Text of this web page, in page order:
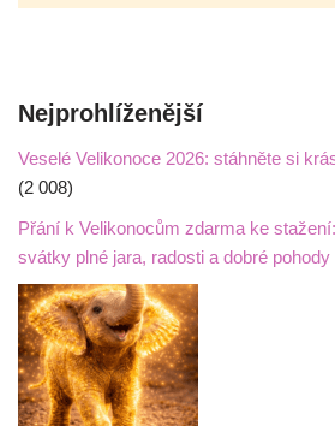
Nejprohlíženější
Veselé Velikonoce 2026: stáhněte si
(2 008)
Přání k Velikonocům zdarma ke
svátky plné jara, radosti a dobré pohody